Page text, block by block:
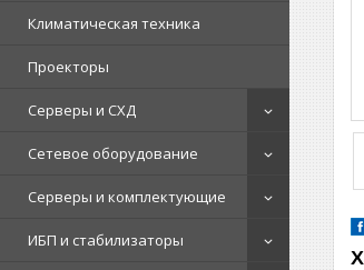
Климатическая техника
Проекторы
Серверы и СХД
Сетевое оборудование
Серверы и комплектующие
ИБП и стабилизаторы